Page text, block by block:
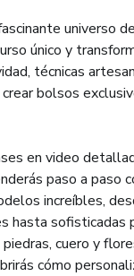
universo
único y
técnicas
crear bolsos
en video
paso a paso
increíbles,
hasta sofisticadas
cuero y
cómo